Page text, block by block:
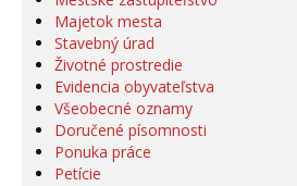
Majetok mesta
Stavebný úrad
Životné prostredie
Evidencia obyvateľstva
Všeobecné oznamy
Doručené písomnosti
Ponuka práce
Petície